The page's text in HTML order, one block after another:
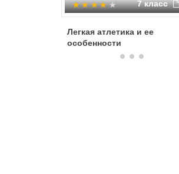
7 класс
Легкая атлетика и ее
особенности